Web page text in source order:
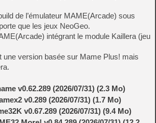
de l’émulateur MAME(Arcade) sous
que les jeux NeoGeo.
intégrant le module Kaillera (jeu
une version basée sur Mame Plus! mais
v0.62.289 (2026/07/31) (2.3 Mo)
v0.289 (2026/07/31) (1.7 Mo)
v0.67.289 (2026/07/31) (9.4 Mo)